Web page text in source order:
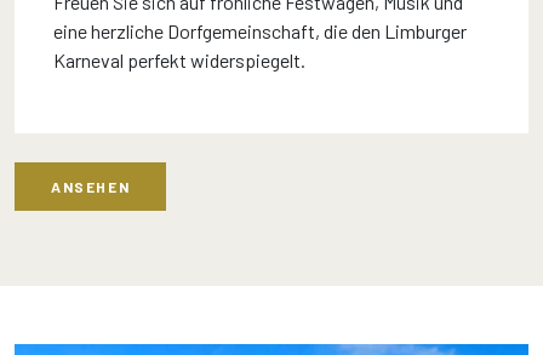
eine herzliche Dorfgemeinschaft, die den Limburger
Karneval perfekt widerspiegelt.
ANSEHEN